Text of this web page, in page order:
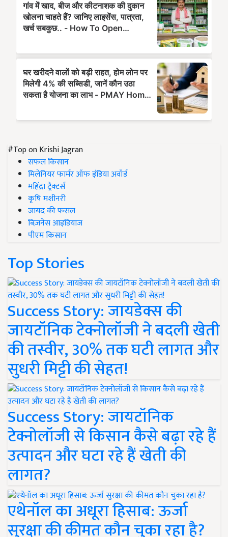
#Top on Krishi Jagran
सफल किसान
मिलेनियर फार्मर ऑफ इंडिया अवॉर्ड
महिंद्रा ट्रैक्टर्स
कृषि मशीनरी
जायद की फसल
बिज़नेस आइडियाज
पीएम किसान
Top Stories
Success Story: जायडेक्स की
जायटॉनिक टेक्नोलॉजी ने बदली खेती
की तस्वीर, 30% तक घटी लागत और
सुधरी मिट्टी की सेहत!
Success Story: जायटॉनिक
टेक्नोलॉजी से किसान कैसे बढ़ा रहे हैं
उत्पादन और घटा रहे हैं खेती की
लागत?
एथेनॉल का अधूरा हिसाब: ऊर्जा
सुरक्षा की कीमत कौन चुका रहा है?